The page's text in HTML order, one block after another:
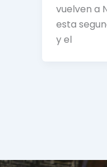
vuelven a
esta
y el